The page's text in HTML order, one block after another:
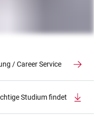
/ Career Service
Studium findet